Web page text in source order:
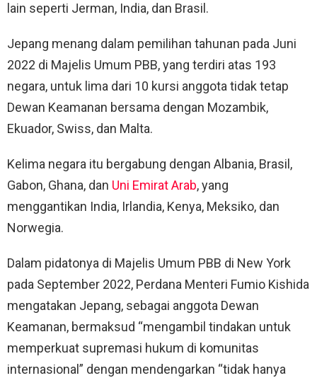
lain seperti Jerman, India, dan Brasil.
Jepang menang dalam pemilihan tahunan pada Juni
2022 di Majelis Umum PBB, yang terdiri atas 193
negara, untuk lima dari 10 kursi anggota tidak tetap
Dewan Keamanan bersama dengan Mozambik,
Ekuador, Swiss, dan Malta.
Kelima negara itu bergabung dengan Albania, Brasil,
Gabon, Ghana, dan Uni Emirat Arab, yang
menggantikan India, Irlandia, Kenya, Meksiko, dan
Norwegia.
Dalam pidatonya di Majelis Umum PBB di New York
pada September 2022, Perdana Menteri Fumio Kishida
mengatakan Jepang, sebagai anggota Dewan
Keamanan, bermaksud “mengambil tindakan untuk
memperkuat supremasi hukum di komunitas
internasional” dengan mendengarkan “tidak hanya